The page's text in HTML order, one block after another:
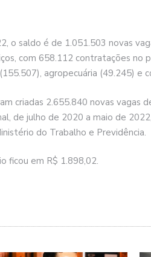
o saldo é de 1.051.503 novas
com 658.112 contratações no
agropecuária (49.245) e
criadas 2.655.840 novas vagas
de julho de 2020 a maio de
do Trabalho e Previdência.
ficou em R$ 1.898,02.